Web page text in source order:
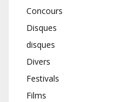
Concours
Disques
disques
Divers
Festivals
Films